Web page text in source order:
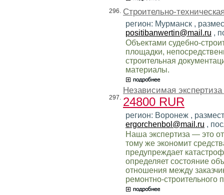
296. Строительно-
регион: Мурманск ,
positibanwertin@mail.ru ,
Объектами судебно-
площадки,
строительная
материалы.
297.
Независимая
24800 RUR
регион: Воронеж ,
ergorchenbol@mail.ru ,
Наша экспертиза — это
тому же экономит
предупреждает
определяет состояние
отношения между
ремонтно-строительного